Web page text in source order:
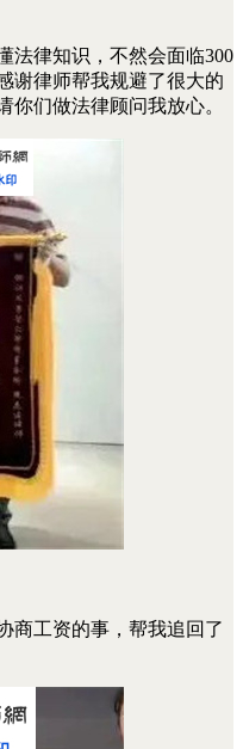
法律知识，不然会面临300
谢律师帮我规避了很大的
你们做法律顾问我放心。
商工资的事，帮我追回了